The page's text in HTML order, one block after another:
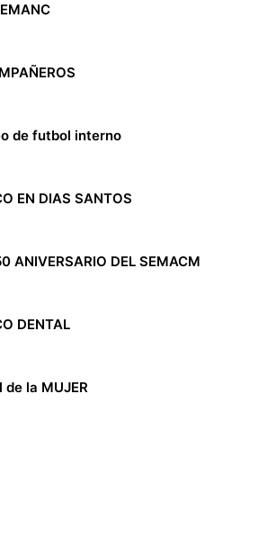
de futbol interno
EN DIAS SANTOS
ANIVERSARIO DEL SEMACM
DENTAL
la MUJER